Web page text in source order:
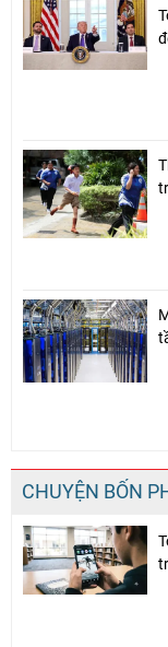
CHUYỆN BỐN